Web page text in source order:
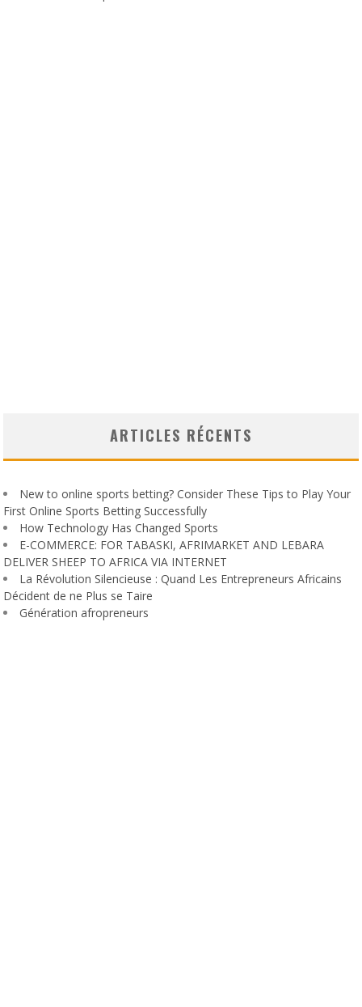
ARTICLES RÉCENTS
New to online sports betting? Consider These Tips to Play Your
First Online Sports Betting Successfully
How Technology Has Changed Sports
E-COMMERCE: FOR TABASKI, AFRIMARKET AND LEBARA
DELIVER SHEEP TO AFRICA VIA INTERNET
La Révolution Silencieuse : Quand Les Entrepreneurs Africains
Décident de ne Plus se Taire
Génération afropreneurs